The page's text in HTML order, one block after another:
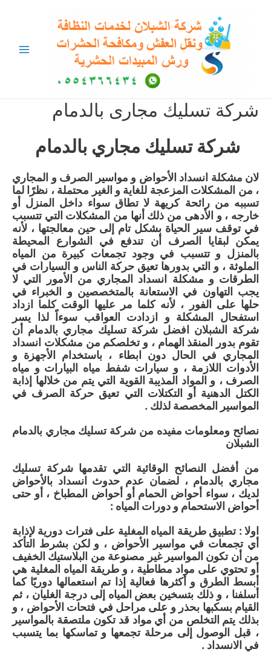
شركة تسليك مجارى بالدمام
شركة تسليك مجاري بالدمام
لان مشكلة انسداد الأحواض و مواسير الصرف و المجاري
، من المشكلات المزعجة للغاية و الغير محتملة ، نظرًا لما
تسببه من رائحة كريهة لا تطاق سواء داخل المنزل أو
خارجه ، و الأدهى من ذلك أنها من المشكلات التي تتسبب
في توقف سير الحياة بشكل تام إلى حين معالجتها ، لأنه
يمكن لبقايا الصرف أن تندفع في الشوارع المحيطة
بالمنزل و تتسبب في وجود تجمعات كبيرة من المياه
الملوثة ، و التي بدورها تعيق حركة الناس و السيارات في
الطرقات و مشكلة انسداد المجاري من الأمور التي لا
يجب التهاون في الاستعانة بالمتخصصين و الخبراء في
حلها على الفور ، لأنه كلما مر عليها الوقت كلما ازداد
استفحال المشكلة و ازدادت العواقب سوءاً لذا يسر
شركة الشبلان افضل شركة تسليك مجاري بالدمام أن
تقوم بدور المنقذ الهمام ، و تخلصكم من مشكلات انسداد
المجاري في الحال دون ابطاء ، باستخدام الأجهزة و
الأدوات اللازمة ، و سيارات شفط مياه البيارات و مياه
الصرف ، و المواد المذيبة القوية التي يتم من خلالها إذابة
الكتل الدهنية أو التكتلات التي تعيق حركة الصرف في
المواسير المخصصة لذلك .
نصائح ومعلومات مفيده من شركة تسليك مجاري بالدمام
الشبلان
من أفضل النصائح الوقائية التي تقدمها شركة تسليك
مجاري بالدمام ، لضمان عدم حدوث انسداد بالأحواض
لديك ، سواء أحواض الحمام أو أحواض المطباخ ، أو حتى
أحواض الاستحمام و دورات المياه :
اولا : تطبيق طريقة المياه المغلية على فترات دورية لإذابة
أي تجمعات في مواسير الأحواض ، و لكن بشرط التأكد
من أن تكون المواسير غير مصنوعة من البلاستيك الخفيف
أو تحتوي على مواد مطاطية ، و طريقة المياه المغلية هي
أبسط الطرق و أكثرها فعالية إذا تم استعمالها دوريًا كما
أسلفنا ، و ذلك بتسخين بعض المياه إلى درجة الغليان ، ثم
القيام بسكبها بحذر و على مراحل في فتحات الأحواض ، و
بذلك يتم التخلص من أي مواد قد تكون ملتصقة بالمواسير
، قبل الوصول إلى مرحلة تجمعها و تماسكها بما يتسبب
في الانسداد .